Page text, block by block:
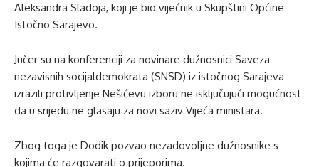
Aleksandra Sladoja, koji je bio vijećnik u Skupštini Općine
Istočno Sarajevo.
Jučer su na konferenciji za novinare dužnosnici Saveza
nezavisnih socijaldemokrata (SNSD) iz istočnog Sarajeva
izrazili protivljenje Nešićevu izboru ne isključujući mogućnost
da u srijedu ne glasaju za novi saziv Vijeća ministara.
Zbog toga je Dodik pozvao nezadovoljne dužnosnike s
kojima će razgovarati o prijeporima.